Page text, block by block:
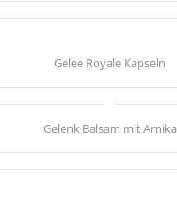
Gelee Royale Kapseln
Gelenk Balsam mit Arnika